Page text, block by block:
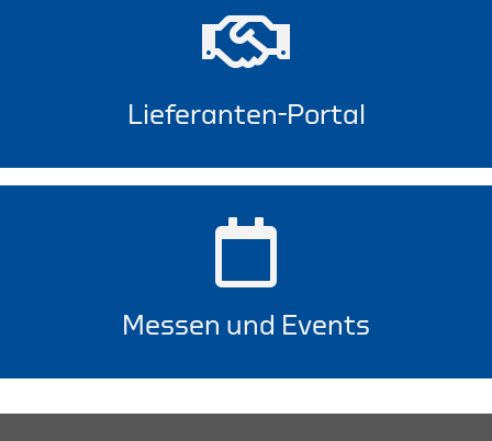
Lieferanten-Portal
Messen und Events